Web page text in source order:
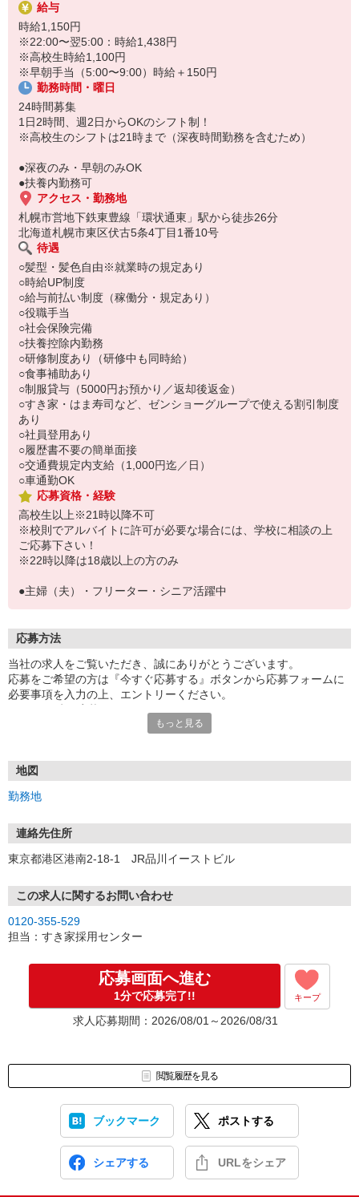
他にも、食材の調整や金銭管理、新しく入社したクルーの研修など
様々なお仕事があります。
セルフオーダー、セルフ会計で、現金の受け渡しはほとんどありま
せん。※一部店舗を除く
取り間違いもなく安心でスムーズ♪
マニュアルも用意していますので飲食店が初めての方でも大丈夫！
もちろん先輩クルーがしっかり教えてくれるので安心してくださ
い。
給与
時給1,150円
※22:00〜翌5:00：時給1,438円
※高校生時給1,100円
※早朝手当（5:00〜9:00）時給＋150円
勤務時間・曜日
24時間募集
1日2時間、週2日からOKのシフト制！
※高校生のシフトは21時まで（深夜時間勤務を含むため）
●深夜のみ・早朝のみOK
●扶養内勤務可
アクセス・勤務地
札幌市営地下鉄東豊線「環状通東」駅から徒歩26分
北海道札幌市東区伏古5条4丁目1番10号
待遇
○髪型・髪色自由※就業時の規定あり
○時給UP制度
○給与前払い制度（稼働分・規定あり）
○役職手当
○社会保険完備
○扶養控除内勤務
○研修制度あり（研修中も同時給）
○食事補助あり
○制服貸与（5000円お預かり／返却後返金）
○すき家・はま寿司など、ゼンショーグループで使える割引制度
あり
○社員登用あり
○履歴書不要の簡単面接
○交通費規定内支給（1,000円迄／日）
○車通勤OK
応募資格・経験
高校生以上※21時以降不可
※校則でアルバイトに許可が必要な場合には、学校に相談の上
ご応募下さい！
※22時以降は18歳以上の方のみ
●主婦（夫）・フリーター・シニア活躍中
応募方法
当社の求人をご覧いただき、誠にありがとうございます。
応募をご希望の方は『今すぐ応募する』ボタンから応募フォームに
必要事項を入力の上、エントリーください。
号」など
もっと見る
地図
勤務地
連絡先住所
東京都港区港南2-18-1 JR品川イーストビル
この求人に関するお問い合わせ
0120-355-529
担当：すき家採用センター
応募画面へ進む
1分で応募完了!! キープ
求人応募期間：2026/08/01～2026/08/31
閲覧履歴を見る
ブックマーク ポストする
シェアする URLをシェア